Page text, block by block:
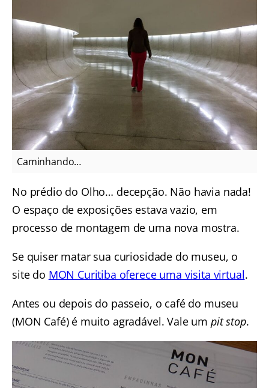
Caminhando…
No prédio do Olho… decepção. Não havia nada!
O espaço de exposições estava vazio, em
processo de montagem de uma nova mostra.
Se quiser matar sua curiosidade do museu, o
site do MON Curitiba oferece uma visita virtual.
Antes ou depois do passeio, o café do museu
(MON Café) é muito agradável. Vale um pit stop.